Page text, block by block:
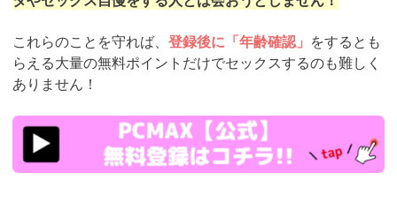
これらのことを守れば、 登録後に「年齢確認」 をするとも
らえる大量の無料ポイントだけでセックスするのも難しく
ありません！
https://pcmax.jp/lp/?
ad_id=rm327007